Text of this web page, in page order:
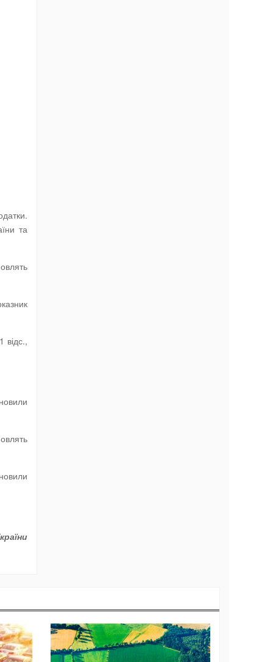
та
відс.,